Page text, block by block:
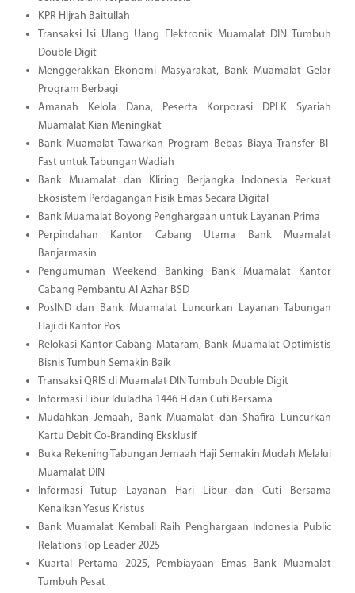
KPR Hijrah Baitullah
Transaksi Isi Ulang Uang Elektronik Muamalat DIN Tumbuh
Double Digit
Menggerakkan Ekonomi Masyarakat, Bank Muamalat Gelar
Program Berbagi
Amanah Kelola Dana, Peserta Korporasi DPLK Syariah
Muamalat Kian Meningkat
Bank Muamalat Tawarkan Program Bebas Biaya Transfer BI-
Fast untuk Tabungan Wadiah
Bank Muamalat dan Kliring Berjangka Indonesia Perkuat
Ekosistem Perdagangan Fisik Emas Secara Digital
Bank Muamalat Boyong Penghargaan untuk Layanan Prima
Perpindahan Kantor Cabang Utama Bank Muamalat
Banjarmasin
Pengumuman Weekend Banking Bank Muamalat Kantor
Cabang Pembantu Al Azhar BSD
PosIND dan Bank Muamalat Luncurkan Layanan Tabungan
Haji di Kantor Pos
Relokasi Kantor Cabang Mataram, Bank Muamalat Optimistis
Bisnis Tumbuh Semakin Baik
Transaksi QRIS di Muamalat DIN Tumbuh Double Digit
Informasi Libur Iduladha 1446 H dan Cuti Bersama
Mudahkan Jemaah, Bank Muamalat dan Shafira Luncurkan
Kartu Debit Co-Branding Eksklusif
Buka Rekening Tabungan Jemaah Haji Semakin Mudah Melalui
Muamalat DIN
Informasi Tutup Layanan Hari Libur dan Cuti Bersama
Kenaikan Yesus Kristus
Bank Muamalat Kembali Raih Penghargaan Indonesia Public
Relations Top Leader 2025
Kuartal Pertama 2025, Pembiayaan Emas Bank Muamalat
Tumbuh Pesat